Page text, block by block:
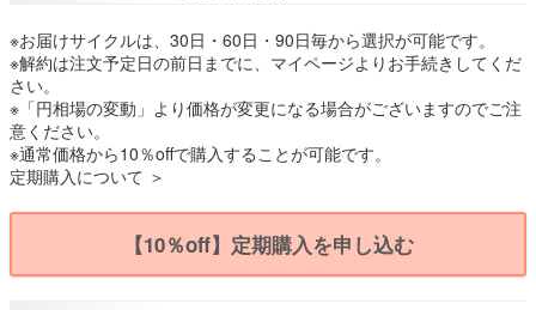
※お届けサイクルは、30日・60日・90日毎から選択が可能です。
※解約は注文予定日の前日までに、マイページよりお手続きしてくだ
さい。
※「円相場の変動」より価格が変更になる場合がございますのでご注
意ください。
※通常価格から10％offで購入することが可能です。
定期購入について ＞
【10％off】定期購入を申し込む